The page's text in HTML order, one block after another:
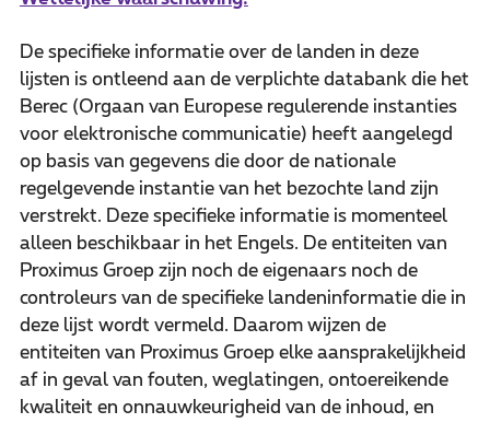
De specifieke informatie over de landen in deze
lijsten is ontleend aan de verplichte databank die het
Berec (Orgaan van Europese regulerende instanties
voor elektronische communicatie) heeft aangelegd
op basis van gegevens die door de nationale
regelgevende instantie van het bezochte land zijn
verstrekt. Deze specifieke informatie is momenteel
alleen beschikbaar in het Engels. De entiteiten van
Proximus Groep zijn noch de eigenaars noch de
controleurs van de specifieke landeninformatie die in
deze lijst wordt vermeld. Daarom wijzen de
entiteiten van Proximus Groep elke aansprakelijkheid
af in geval van fouten, weglatingen, ontoereikende
kwaliteit en onnauwkeurigheid van de inhoud, en